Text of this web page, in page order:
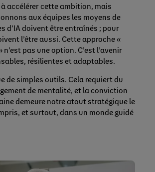
accélérer cette ambition, mais
aux équipes les moyens de
d’IA doivent être entraînés ; pour
l’être aussi. Cette approche «
pas une option. C’est l’avenir
résilientes et adaptables.
de simples outils. Cela requiert du
de mentalité, et la conviction
demeure notre atout stratégique le
et surtout, dans un monde guidé